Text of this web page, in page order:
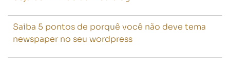
Saiba 5 pontos de porquê você não deve tema
newspaper no seu wordpress